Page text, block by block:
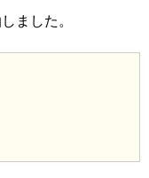
ました。